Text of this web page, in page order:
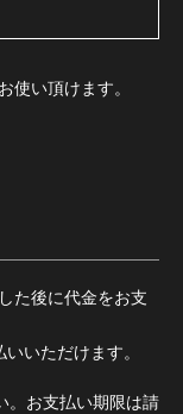
使い頂けます。
た後に代金をお支
いただけます。
。お支払い期限は請